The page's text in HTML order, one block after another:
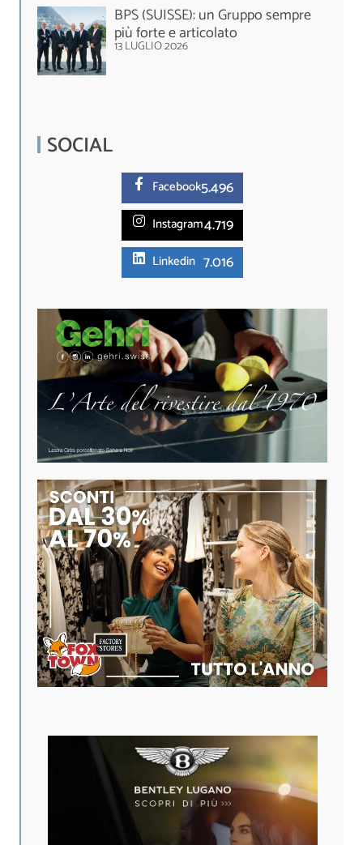
BPS (SUISSE): un Gruppo sempre
più forte e articolato
13 LUGLIO 2026
SOCIAL
Facebook5.496
Instagram4.719
Linkedin 7.016